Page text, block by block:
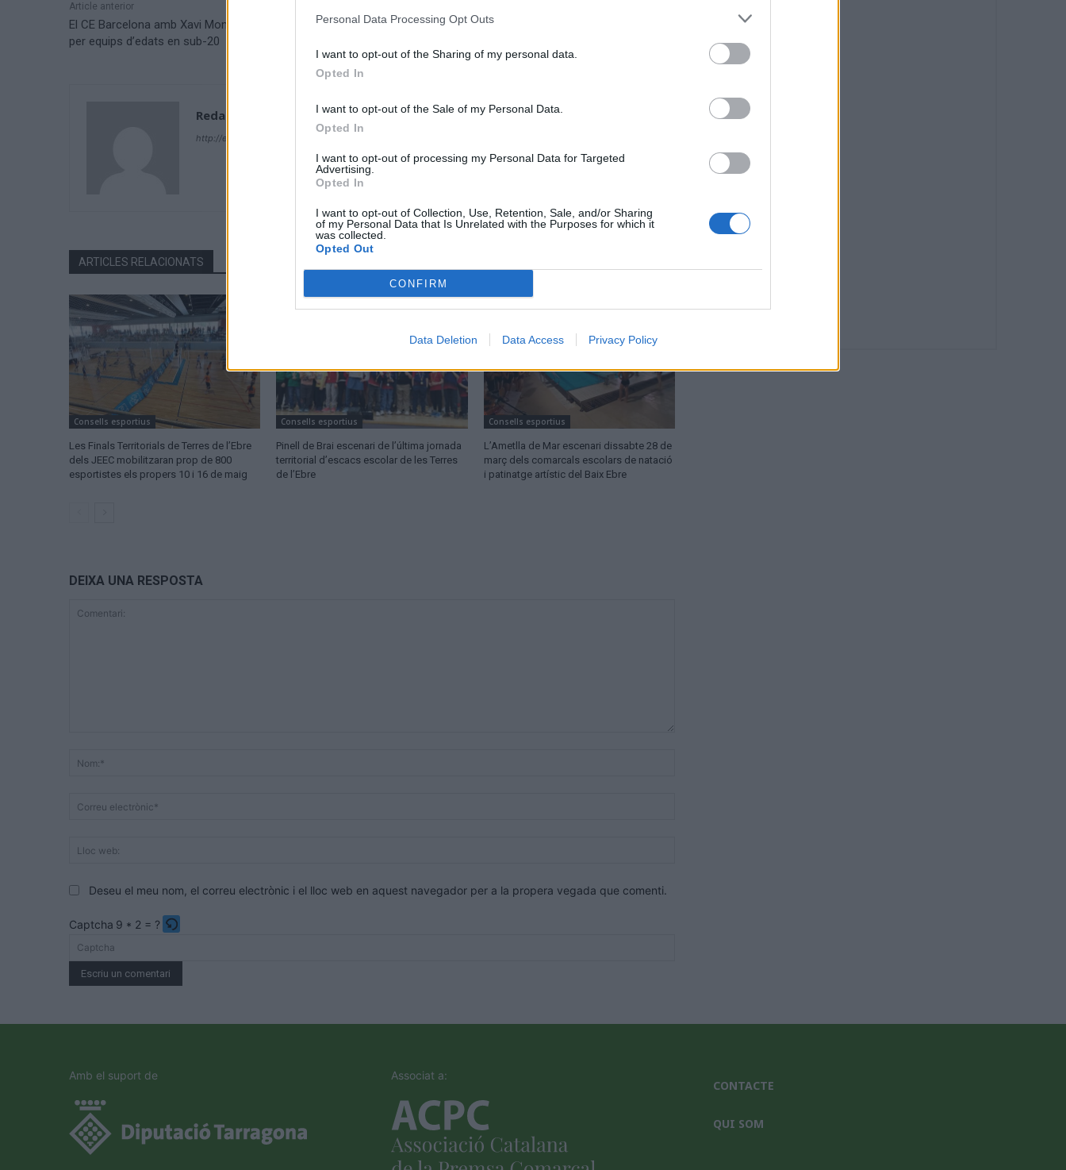
Personal Data Processing Opt Outs
I want to opt-out of the Sharing of my personal data.
Opted In
I want to opt-out of the Sale of my Personal Data.
Opted In
I want to opt-out of processing my Personal Data for Targeted
Advertising.
Opted In
I want to opt-out of Collection, Use, Retention, Sale, and/or Sharing
of my Personal Data that Is Unrelated with the Purposes for which it
was collected.
Opted Out
CONFIRM
Data Deletion Data Access Privacy Policy
Article anterior
El CE Barcelona amb Xavi Mompel campió de Catalunya
per equips d’edats en sub-20
Comença la lliga de voleibol dels Jocs Esportius
Redacció
http://ebresports.cat
ARTICLES RELACIONATS
Consells esportius
Les Finals Territorials de Terres de l’Ebre
dels JEEC mobilitzaran prop de 800
esportistes els propers 10 i 16 de maig
Consells esportius
Pinell de Brai escenari de l’última jornada
territorial d’escacs escolar de les Terres
de l’Ebre
Consells esportius
L’Ametlla de Mar escenari dissabte 28 de
març dels comarcals escolars de natació
i patinatge artístic del Baix Ebre
DEIXA UNA RESPOSTA
Deseu el meu nom, el correu electrònic i el lloc web en aquest navegador per a la propera vegada que comenti.
Captcha 9 * 2 = ?
Please
enter
the
to
verify
that
you
Amb el suport de Associat a:
CONTACTE
QUI SOM